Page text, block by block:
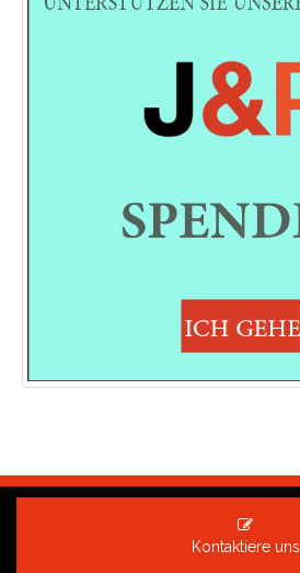
Kontaktiere uns